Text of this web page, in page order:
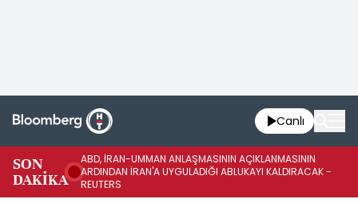
Canlı
SON
DAKİKA
ABD, İRAN-UMMAN ANLAŞMASININ AÇIKLANMASININ
ARDINDAN İRAN'A UYGULADIĞI ABLUKAYI KALDIRACAK -
REUTERS